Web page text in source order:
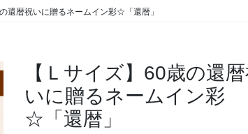
還暦祝いに贈るネームイン彩☆「還暦」
【Ｌサイズ】60歳の還
いに贈るネームイン彩
☆「還暦」